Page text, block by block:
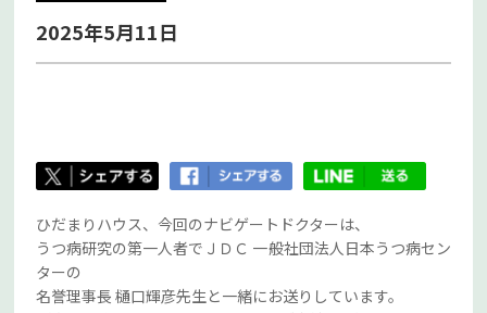
2025年5月11日
ひだまりハウス、今回のナビゲートドクターは、
うつ病研究の第一人者でＪＤＣ 一般社団法人日本うつ病セン
ターの
名誉理事長 樋口輝彦先生と一緒にお送りしています。